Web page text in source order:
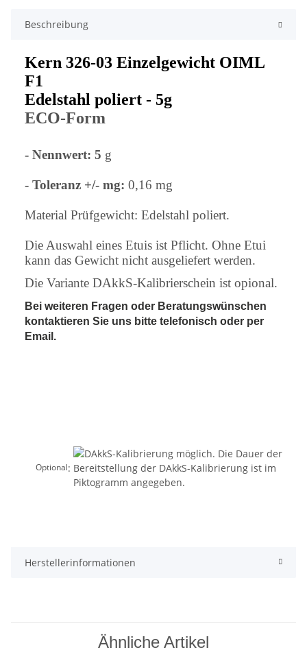
Beschreibung
Kern 326-03 Einzelgewicht OIML
F1
Edelstahl poliert - 5g
ECO-Form
- Nennwert: 5 g
- Toleranz +/- mg: 0,16 mg
Material Prüfgewicht: Edelstahl poliert.
Die Auswahl eines Etuis ist Pflicht. Ohne Etui
kann das Gewicht nicht ausgeliefert werden.
Die Variante DAkkS-Kalibrierschein ist opional.
Bei weiteren Fragen oder Beratungswünschen
kontaktieren Sie uns bitte telefonisch oder per
Email.
Optional:
Herstellerinformationen
Ähnliche Artikel